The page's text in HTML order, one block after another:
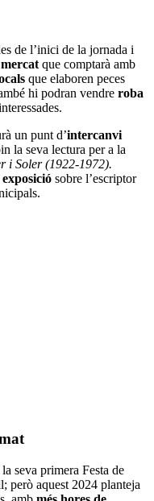
de l’inici de la jornada i
mercat que comptarà amb
que elaboren peces
hi podran vendre roba
un punt d’intercanvi
la seva lectura per a la
i Soler (1922-1972).
exposició sobre l’escriptor
seva primera Festa de
però aquest 2024 planteja